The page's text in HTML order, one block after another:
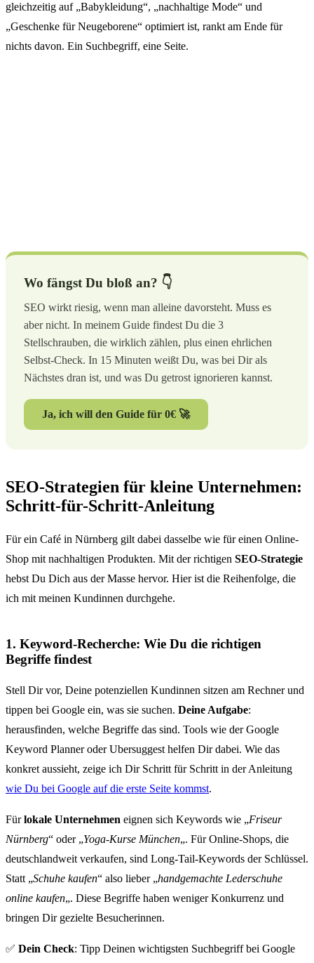
gleichzeitig auf „Babykleidung“, „nachhaltige Mode“ und
„Geschenke für Neugeborene“ optimiert ist, rankt am Ende für
nichts davon. Ein Suchbegriff, eine Seite.
Wo fängst Du bloß an? 👇
SEO wirkt riesig, wenn man alleine davorsteht. Muss es
aber nicht. In meinem Guide findest Du die 3
Stellschrauben, die wirklich zählen, plus einen ehrlichen
Selbst-Check. In 15 Minuten weißt Du, was bei Dir als
Nächstes dran ist, und was Du getrost ignorieren kannst.
Ja, ich will den Guide für 0€ 🚀
SEO-Strategien für kleine Unternehmen:
Schritt-für-Schritt-Anleitung
Für ein Café in Nürnberg gilt dabei dasselbe wie für einen Online-
Shop mit nachhaltigen Produkten. Mit der richtigen SEO-Strategie
hebst Du Dich aus der Masse hervor. Hier ist die Reihenfolge, die
ich mit meinen Kundinnen durchgehe.
1. Keyword-Recherche: Wie Du die richtigen
Begriffe findest
Stell Dir vor, Deine potenziellen Kundinnen sitzen am Rechner und
tippen bei Google ein, was sie suchen. Deine Aufgabe:
herausfinden, welche Begriffe das sind. Tools wie der Google
Keyword Planner oder Ubersuggest helfen Dir dabei. Wie das
konkret aussieht, zeige ich Dir Schritt für Schritt in der Anleitung
wie Du bei Google auf die erste Seite kommst.
Fürlokale Unternehmen eignen sich Keywords wie „Friseur
Nürnberg“ oder „Yoga-Kurse München„. Für Online-Shops, die
deutschlandweit verkaufen, sind Long-Tail-Keywords der Schlüssel.
Statt „Schuhe kaufen“ also lieber „handgemachte Lederschuhe
online kaufen„. Diese Begriffe haben weniger Konkurrenz und
bringen Dir gezielte Besucherinnen.
✅ Dein Check: Tipp Deinen wichtigsten Suchbegriff bei Google